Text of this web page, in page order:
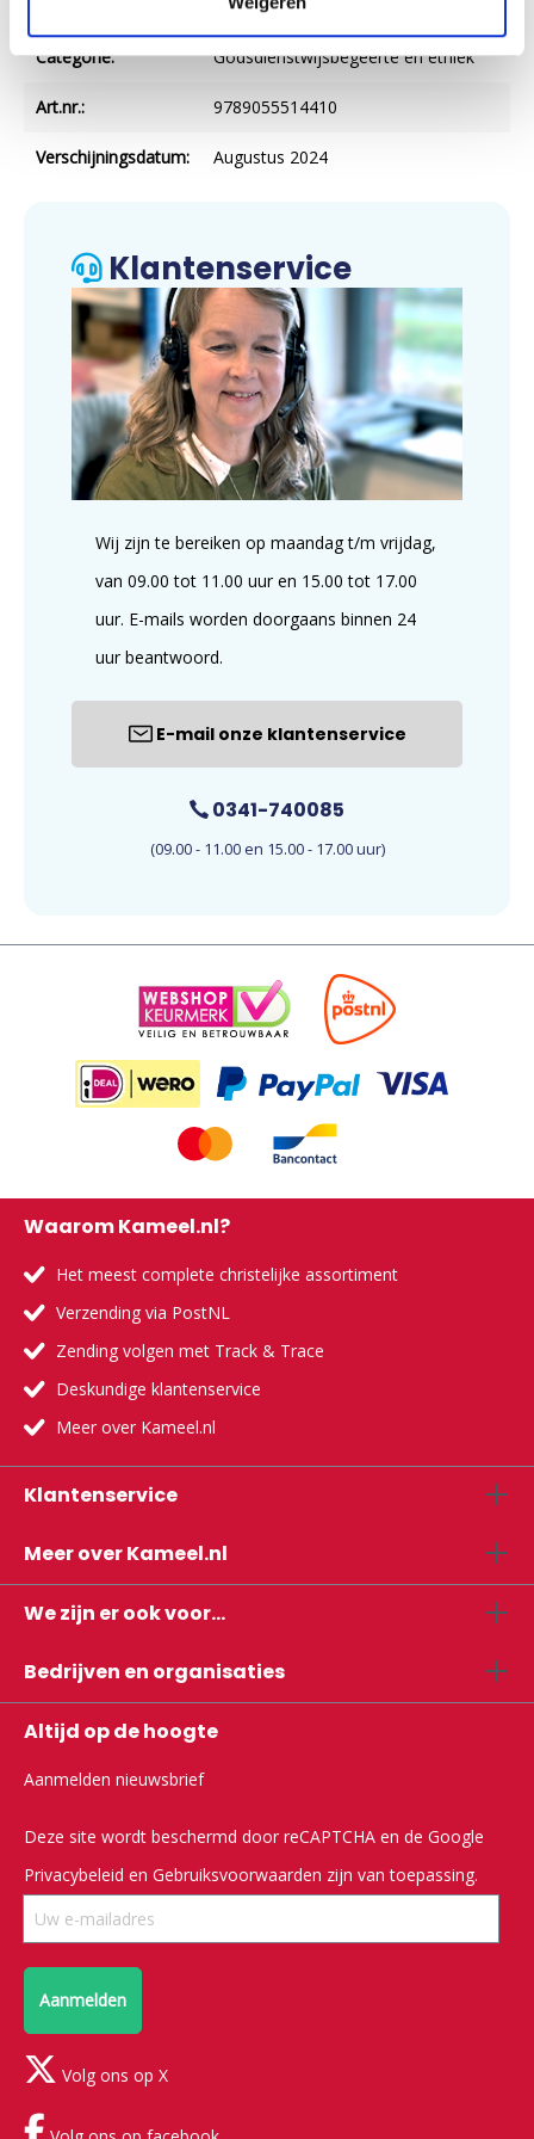
Koster
Categorie: Godsdienstwijsbegeerte en ethiek
Art.nr.: 9789055514410
Verschijningsdatum: Augustus 2024
Klantenservice
Wij zijn te bereiken op maandag t/m vrijdag,
van 09.00 tot 11.00 uur en 15.00 tot 17.00
uur. E-mails worden doorgaans binnen 24
uur beantwoord.
E-mail onze klantenservice
0341-740085
(09.00 - 11.00 en 15.00 - 17.00 uur)
Waarom Kameel.nl?
Het meest complete christelijke assortiment
Verzending via PostNL
Zending volgen met Track & Trace
Deskundige klantenservice
Meer over Kameel.nl
Klantenservice
Meer over Kameel.nl
We zijn er ook voor...
Bedrijven en organisaties
Altijd op de hoogte
Aanmelden nieuwsbrief
Deze site wordt beschermd door reCAPTCHA en de Google
Privacybeleid en Gebruiksvoorwaarden zijn van toepassing.
Aanmelden
Volg ons op X